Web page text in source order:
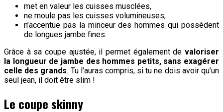
met en valeur les cuisses musclées,
ne moule pas les cuisses volumineuses,
n’accentue pas la minceur des hommes qui possèdent
de longues jambe fines.
Grâce à sa coupe ajustée, il permet également de valoriser
la longueur de jambe des hommes petits, sans exagérer
celle des grands. Tu l’auras compris, si tu ne dois avoir qu’un
seul jean, il doit être slim !
Le coupe skinny